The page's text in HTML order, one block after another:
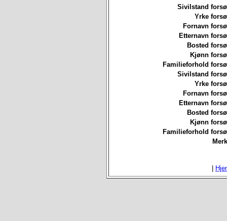
Sivilstand
Yrke
Fornavn
Etternavn
Bosted
Kjønn
Familieforhold
Sivilstand
Yrke
Fornavn
Etternavn
Bosted
Kjønn
Familieforhold